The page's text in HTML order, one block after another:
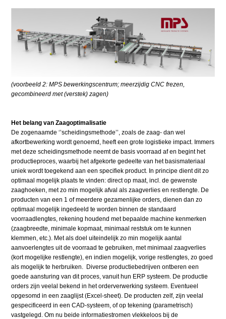
(voorbeeld 2: MPS bewerkingscentrum; meerzijdig CNC frezen,
gecombineerd met (verstek) zagen)
Het belang van Zaagoptimalisatie
De zogenaamde ‘’scheidingsmethode’’, zoals de zaag- dan wel
afkortbewerking wordt genoemd, heeft een grote logistieke impact. Immers
met deze scheidingsmethode neemt de basis voorraad af en begint het
productieproces, waarbij het afgekorte gedeelte van het basismateriaal
uniek wordt toegekend aan een specifiek product. In principe dient dit zo
optimaal mogelijk plaats te vinden: direct op maat, incl. de gewenste
zaaghoeken, met zo min mogelijk afval als zaagverlies en restlengte. De
producten van een 1 of meerdere gezamenlijke orders, dienen dan zo
optimaal mogelijk ingedeeld te worden binnen de standaard
voorraadlengtes, rekening houdend met bepaalde machine kenmerken
(zaagbreedte, minimale kopmaat, minimaal reststuk om te kunnen
klemmen, etc.). Met als doel uiteindelijk zo min mogelijk aantal
aanvoerlengtes uit de voorraad te gebruiken, met minimaal zaagverlies
(kort mogelijke restlengte), en indien mogelijk, vorige restlengtes, zo goed
als mogelijk te herbruiken. Diverse productiebedrijven ontberen een
goede aansturing van dit proces, vanuit hun ERP systeem. De productie
orders zijn veelal bekend in het orderverwerking systeem. Eventueel
opgesomd in een zaaglijst (Excel-sheet). De producten zelf, zijn veelal
gespecificeerd in een CAD-systeem, of op tekening (parametrisch)
vastgelegd. Om nu beide informatiestromen vlekkeloos bij de